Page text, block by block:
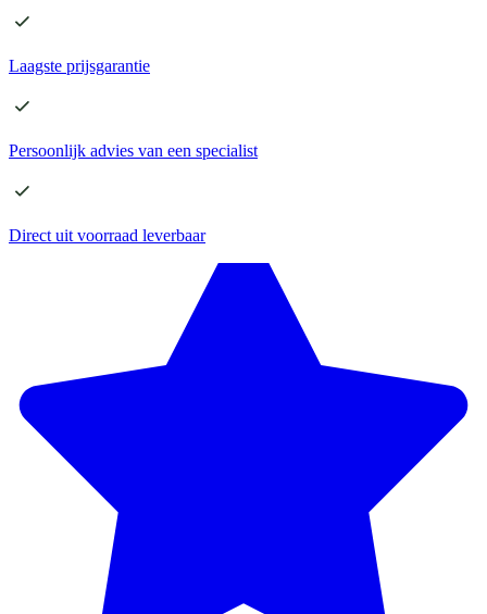
Laagste prijsgarantie
Persoonlijk advies van een specialist
Direct uit voorraad leverbaar